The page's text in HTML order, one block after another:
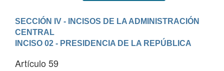
SECCIÓN IV - INCISOS DE LA ADMINISTRACIÓN
CENTRAL
INCISO 02 - PRESIDENCIA DE LA REPÚBLICA
Artículo 59